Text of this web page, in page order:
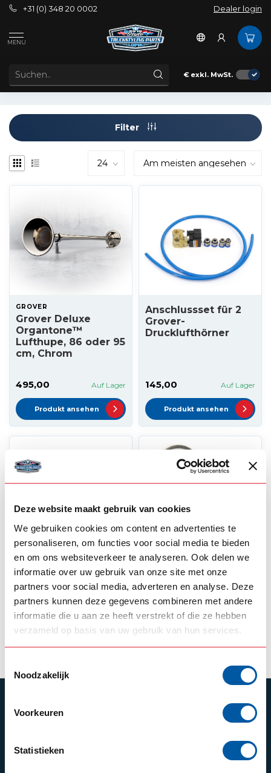
Deze website maakt gebruik van cookies
We gebruiken cookies om content en advertenties te
personaliseren, om functies voor social media te bieden
en om ons websiteverkeer te analyseren. Ook delen we
informatie over uw gebruik van onze site met onze
partners voor social media, adverteren en analyse. Deze
partners kunnen deze gegevens combineren met andere
informatie die u aan ze heeft verstrekt of die ze hebben
verzameld op basis van uw gebruik van hun services.
Noodzakelijk
Voorkeuren
Statistieken
+31 (0) 348 20 0002 Dealer login
MENU
€ exkl. MwSt.
Außenbereich
GROVER-LUFTHÖRNER
Filter
GROVER
Grover Deluxe
Organtone™
Lufthupe, 86 oder 95
cm, Chrom
495,00 Auf Lager
Produkt ansehen
Anschlussset für 2
Grover-
Drucklufthörner
145,00 Auf Lager
Produkt ansehen
GROVER
Grover-Stift
6,95 Auf Lager
Produkt ansehen
GROVER
Grover-
Schlüsselanhänger
4,50 Auf Lager
Produkt ansehen
ABONNIEREN SIE UNSEREN NEWSLETTER